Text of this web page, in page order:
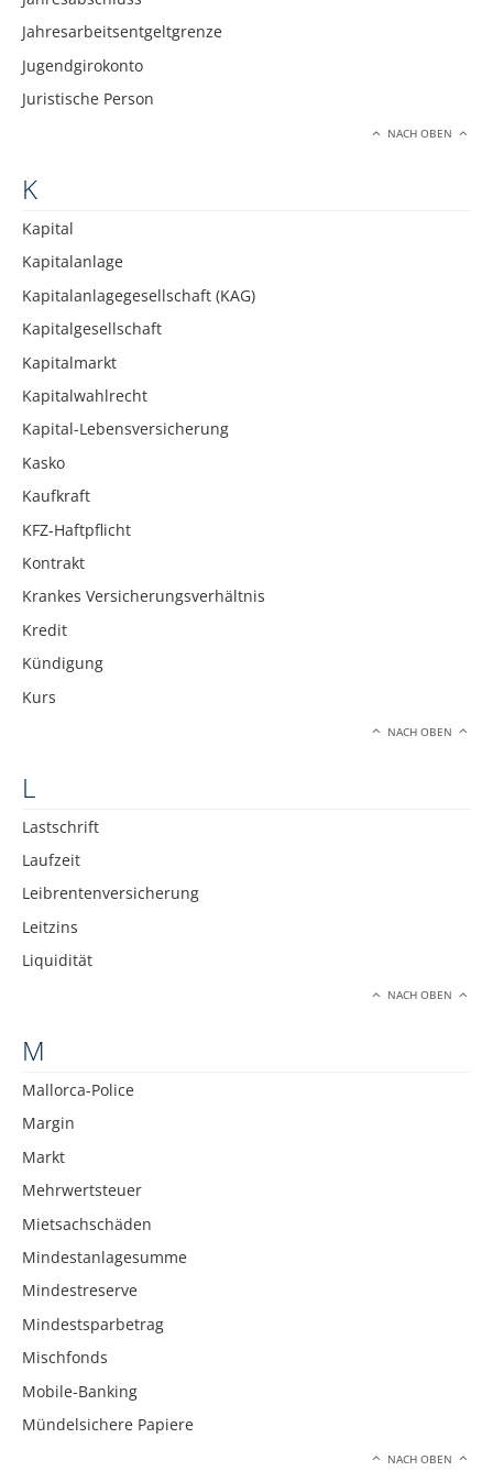
Jahresarbeitsentgeltgrenze
Jugendgirokonto
Juristische Person
NACH OBEN
K
Kapital
Kapitalanlage
Kapitalanlagegesellschaft (KAG)
Kapitalgesellschaft
Kapitalmarkt
Kapitalwahlrecht
Kapital-Lebensversicherung
Kasko
Kaufkraft
KFZ-Haftpflicht
Kontrakt
Krankes Versicherungsverhältnis
Kredit
Kündigung
Kurs
NACH OBEN
L
Lastschrift
Laufzeit
Leibrentenversicherung
Leitzins
Liquidität
NACH OBEN
M
Mallorca-Police
Margin
Markt
Mehrwertsteuer
Mietsachschäden
Mindestanlagesumme
Mindestreserve
Mindestsparbetrag
Mischfonds
Mobile-Banking
Mündelsichere Papiere
NACH OBEN